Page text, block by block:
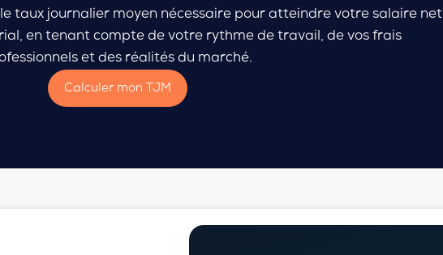
taux journalier moyen nécessaire pour atteindre votre salaire net
en tenant compte de votre rythme de travail, de vos frais
et des réalités du marché.
Calculer mon TJM